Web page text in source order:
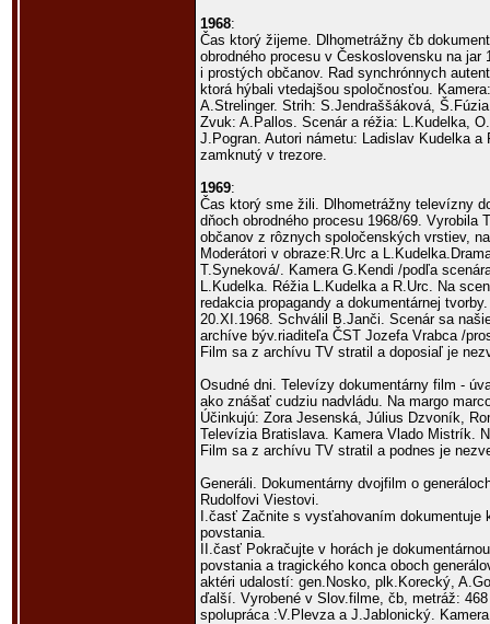
1968:
Čas ktorý žijeme. Dlhometrážny čb
obrodného procesu v Československu na
i prostých občanov. Rad synchrónnych
ktorá hýbali vtedajšou spoločnosťou.
A.Strelinger. Strih: S.Jendraššáková,
Zvuk: A.Pallos. Scenár a réžia: L.Kudelka,
J.Pogran. Autori námetu: Ladislav Kudelka a
zamknutý v trezore.
1969:
Čas ktorý sme žili. Dlhometrážny televízny
dňoch obrodného procesu 1968/69. Vyrobila
občanov z rôznych spoločenských vrstiev,
Moderátori v obraze:R.Urc a
T.Syneková/. Kamera G.Kendi /podľa
L.Kudelka. Réžia L.Kudelka a R.Urc. Na
redakcia propagandy a dokumentárnej
20.XI.1968. Schválil B.Janči. Scenár sa
archíve býv.riaditeľa ČST Jozefa Vrabca /
Film sa z archívu TV stratil a doposiaľ je
Osudné dni. Televízy dokumentárny film -
ako znášať cudziu nadvládu. Na margo
Účinkujú: Zora Jesenská, Július Dzvoník,
Televízia Bratislava. Kamera Vlado Mistrík.
Film sa z archívu TV stratil a podnes je
Generáli. Dokumentárny dvojfilm o
Rudolfovi Viestovi.
I.časť Začnite s vysťahovaním
povstania.
II.časť Pokračujte v horách je
povstania a tragického konca oboch
aktéri udalostí: gen.Nosko, plk.Korecký,
ďalší. Vyrobené v Slov.filme, čb, metráž:
spolupráca :V.Plevza a J.Jablonický.